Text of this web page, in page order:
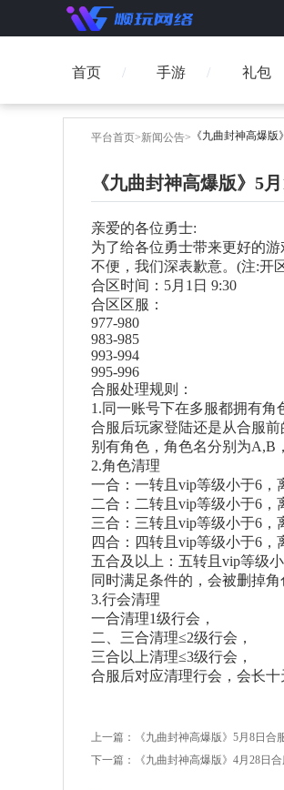
首页 手游 礼包
平台首页>新闻公告> 《九曲封神高爆
《九曲封神高爆版》5
亲爱的各位勇士:
为了给各位勇士带来更好的
不便，我们深表歉意。(注:开
合区时间：5月1日 9:30
合区区服：
977-980
983-985
993-994
995-996
合服处理规则：
1.同一账号下在多服都拥有角
合服后玩家登陆还是从合服
别有角色，角色名分别为A,B
2.角色清理
一合：一转且vip等级小于6，
二合：二转且vip等级小于6，
三合：三转且vip等级小于6，
四合：四转且vip等级小于6，
五合及以上：五转且vip等级
同时满足条件的，会被删掉角
3.行会清理
一合清理1级行会，
二、三合清理≤2级行会，
三合以上清理≤3级行会，
合服后对应清理行会，会长
上一篇：
《九曲封神高爆版》5月8日合
下一篇：
《九曲封神高爆版》4月28日